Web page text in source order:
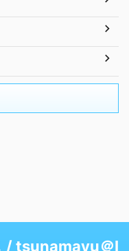
/ tsunamayu＠I